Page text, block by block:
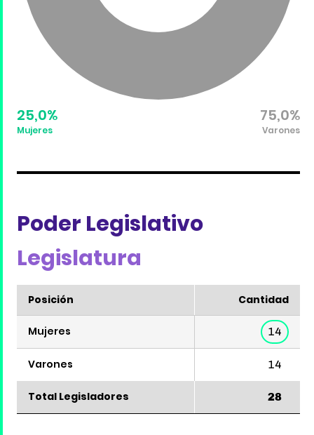
25,0%
Mujeres
75,0%
Varones
Poder Legislativo
Legislatura
Posición Cantidad
Mujeres 14
Varones 14
Total Legisladores 28